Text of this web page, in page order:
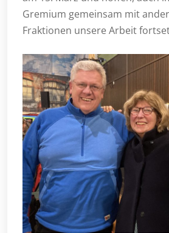
Gremium gemeinsam mit
Fraktionen unsere Arbeit